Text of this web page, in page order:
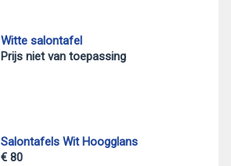
Witte salontafel
Prijs niet van toepassing
Salontafels Wit Hoogglans
€ 80